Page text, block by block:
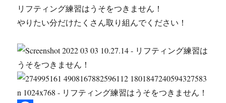
リフティング練習はうそをつきません！
やりたい分だけたくさん取り組んでください！